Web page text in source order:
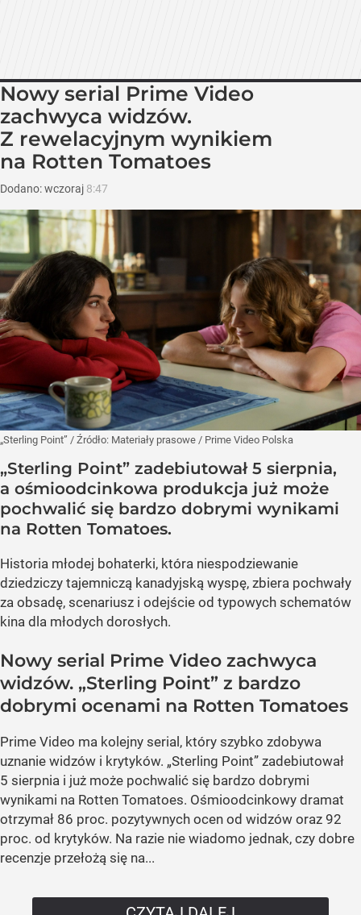
Nowy serial Prime Video
zachwyca widzów.
Z rewelacyjnym wynikiem
na Rotten Tomatoes
Dodano:wczoraj 8:47
„Sterling Point” / Źródło: Materiały prasowe / Prime Video Polska
„Sterling Point” zadebiutował 5 sierpnia,
a ośmioodcinkowa produkcja już może
pochwalić się bardzo dobrymi wynikami
na Rotten Tomatoes.
Historia młodej bohaterki, która niespodziewanie
dziedziczy tajemniczą kanadyjską wyspę, zbiera pochwały
za obsadę, scenariusz i odejście od typowych schematów
kina dla młodych dorosłych.
Nowy serial Prime Video zachwyca
widzów. „Sterling Point” z bardzo
dobrymi ocenami na Rotten Tomatoes
Prime Video ma kolejny serial, który szybko zdobywa
uznanie widzów i krytyków. „Sterling Point” zadebiutował
5 sierpnia i już może pochwalić się bardzo dobrymi
wynikami na Rotten Tomatoes. Ośmioodcinkowy dramat
otrzymał 86 proc. pozytywnych ocen od widzów oraz 92
proc. od krytyków. Na razie nie wiadomo jednak, czy dobre
recenzje przełożą się na...